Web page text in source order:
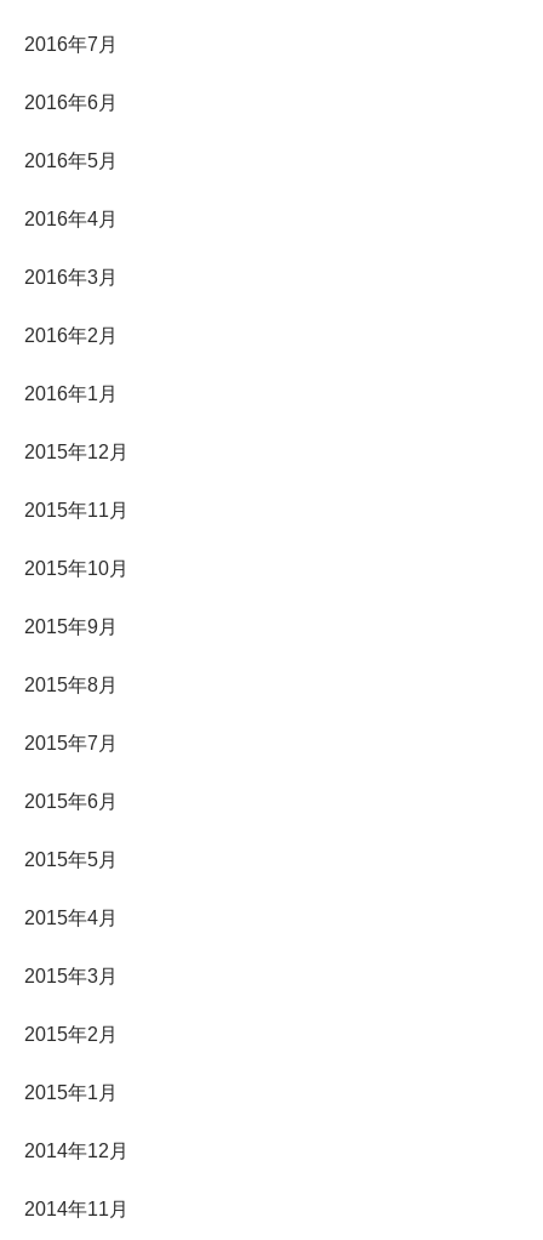
2016年7月
2016年6月
2016年5月
2016年4月
2016年3月
2016年2月
2016年1月
2015年12月
2015年11月
2015年10月
2015年9月
2015年8月
2015年7月
2015年6月
2015年5月
2015年4月
2015年3月
2015年2月
2015年1月
2014年12月
2014年11月